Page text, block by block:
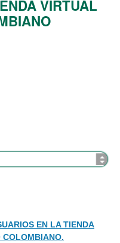
VIRTUAL
EN LA TIENDA
COLOMBIANO.